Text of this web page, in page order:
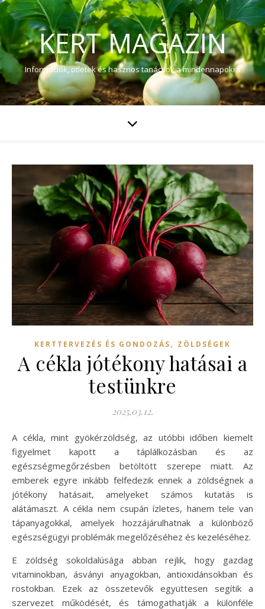
KERT MAGAZIN
Információk, ötletek és hasznos tanácsok a mindennapokra
KERTTERVEZÉS ÉS GONDOZÁS, ZÖLDSÉGEK
A cékla jótékony hatásai a
testünkre
2025.03.12.
A cékla, mint gyökérzöldség, az utóbbi időben kiemelt
figyelmet kapott a táplálkozásban és az
egészségmegőrzésben betöltött szerepe miatt. Az
emberek egyre inkább felfedezik ennek a zöldségnek a
jótékony hatásait, amelyeket számos kutatás is
alátámaszt. A cékla nem csupán ízletes, hanem tele van
tápanyagokkal, amelyek hozzájárulhatnak a különböző
egészségügyi problémák megelőzéséhez és kezeléséhez.
E zöldség sokoldalúsága abban rejlik, hogy gazdag
vitaminokban, ásványi anyagokban, antioxidánsokban és
rostokban. Ezek az összetevők együttesen segítik a
szervezet működését, és támogathatják a különféle